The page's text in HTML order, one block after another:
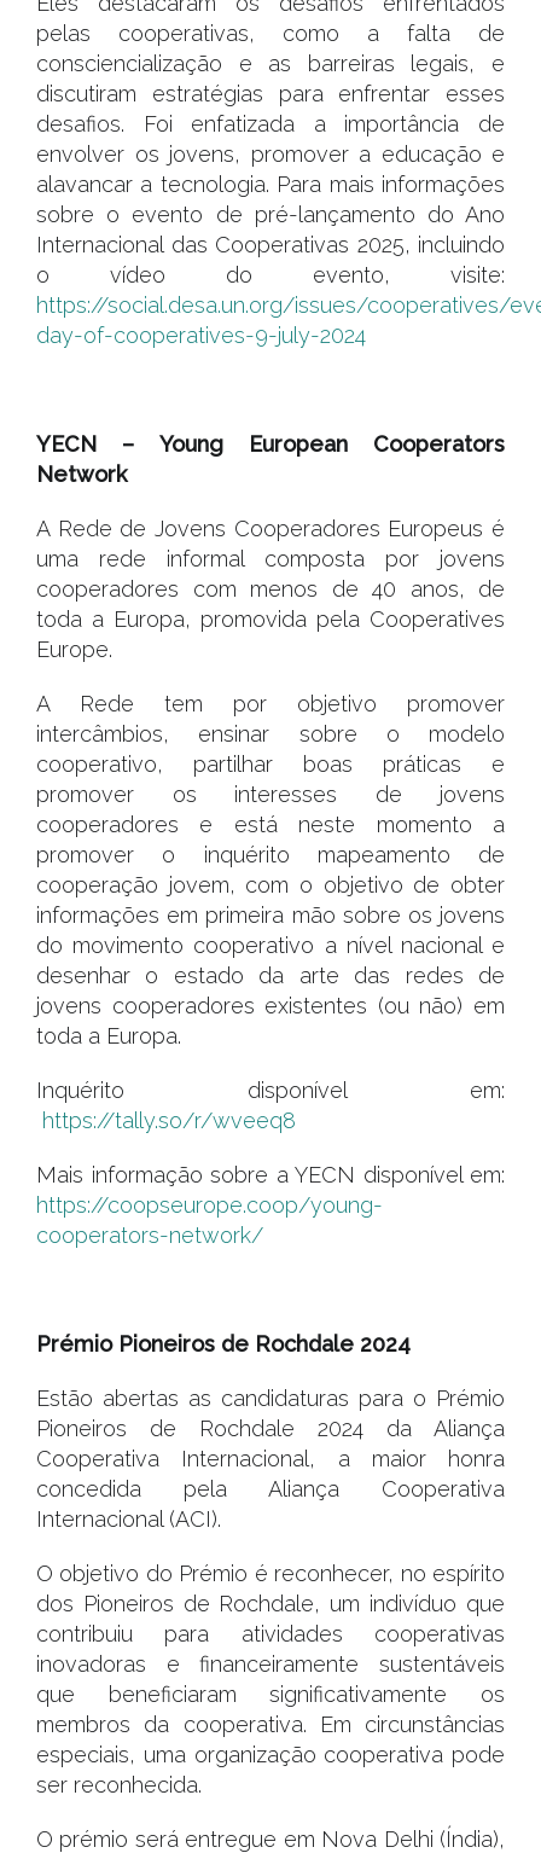
pelas cooperativas, como a falta de
consciencialização e as barreiras legais, e
discutiram estratégias para enfrentar esses
desafios. Foi enfatizada a importância de
envolver os jovens, promover a educação e
alavancar a tecnologia. Para mais informações
sobre o evento de pré-lançamento do Ano
Internacional das Cooperativas 2025, incluindo
o vídeo do evento, visite:
https://social.desa.un.org/issues/cooperatives/
day-of-cooperatives-9-july-2024
YECN – Young European Cooperators
Network
A Rede de Jovens Cooperadores Europeus é
uma rede informal composta por jovens
cooperadores com menos de 40 anos, de
toda a Europa, promovida pela Cooperatives
Europe.
A Rede tem por objetivo promover
intercâmbios, ensinar sobre o modelo
cooperativo, partilhar boas práticas e
promover os interesses de jovens
cooperadores e está neste momento a
promover o inquérito mapeamento de
cooperação jovem, com o objetivo de obter
informações em primeira mão sobre os jovens
do movimento cooperativo a nível nacional e
desenhar o estado da arte das redes de
jovens cooperadores existentes (ou não) em
toda a Europa.
Inquérito disponível em:
https://tally.so/r/wveeq8
Mais informação sobre a YECN disponível em:
https://coopseurope.coop/young-
cooperators-network/
Prémio Pioneiros de Rochdale 2024
Estão abertas as candidaturas para o Prémio
Pioneiros de Rochdale 2024 da Aliança
Cooperativa Internacional, a maior honra
concedida pela Aliança Cooperativa
Internacional (ACI).
O objetivo do Prémio é reconhecer, no espírito
dos Pioneiros de Rochdale, um indivíduo que
contribuiu para atividades cooperativas
inovadoras e financeiramente sustentáveis
que beneficiaram significativamente os
membros da cooperativa. Em circunstâncias
especiais, uma organização cooperativa pode
ser reconhecida.
O prémio será entregue em Nova Delhi (Índia),